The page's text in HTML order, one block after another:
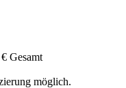
Gesamt
möglich.